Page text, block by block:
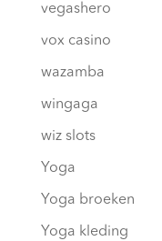
vegashero
vox casino
wazamba
wingaga
wiz slots
Yoga
Yoga broeken
Yoga kleding